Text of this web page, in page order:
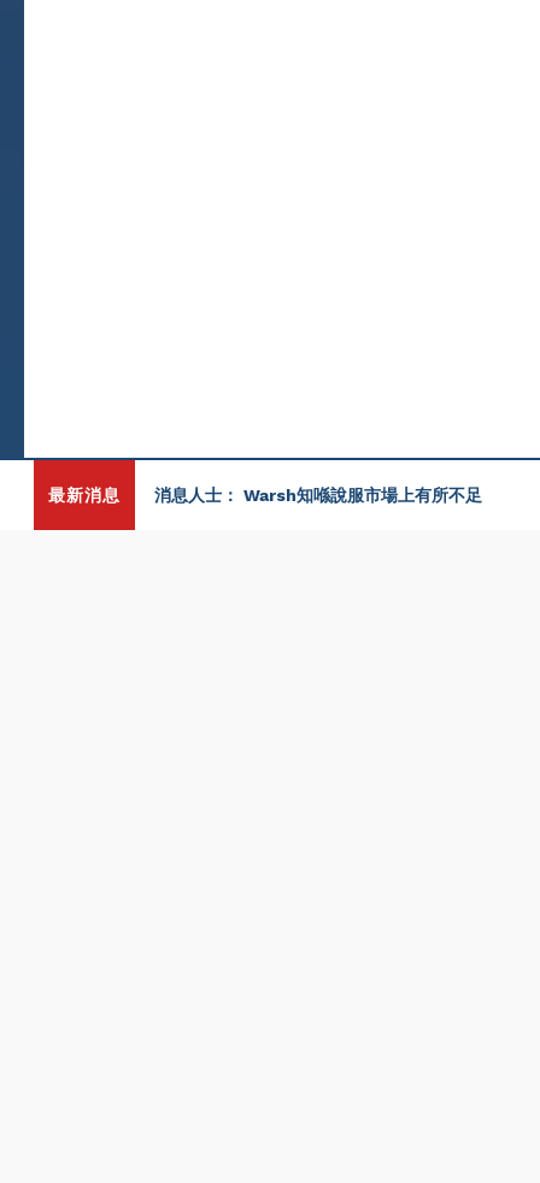
最新消息 消息人士： Warsh知喺說服市場上有所不足